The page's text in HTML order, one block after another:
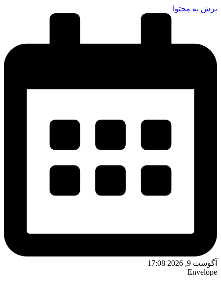
پرش به محتوا
آگوست 9, 2026 17:08
Envelope